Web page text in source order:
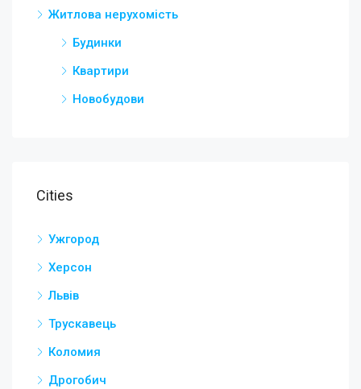
Житлова нерухомість
Будинки
Квартири
Новобудови
Cities
Ужгород
Херсон
Львів
Трускавець
Коломия
Дрогобич